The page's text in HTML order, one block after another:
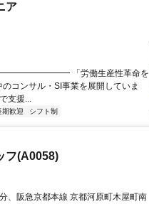
ア
「労働生産性革命を
コンサル・SI事業を展開していま
支援...
期歓迎 シフト制
フ(A0058)
、阪急京都本線 京都河原町木屋町南